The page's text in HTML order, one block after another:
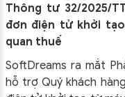
Thông tư 32/2025/
đơn điện tử khởi
quan thuế
SoftDreams ra mắt
hỗ trợ Quý khách